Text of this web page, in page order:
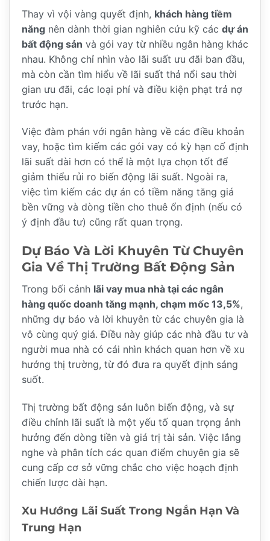
Thay vì vội vàng quyết định, khách hàng tiềm
năng nên dành thời gian nghiên cứu kỹ các dự án
bất động sản và gói vay từ nhiều ngân hàng khác
nhau. Không chỉ nhìn vào lãi suất ưu đãi ban đầu,
mà còn cần tìm hiểu về lãi suất thả nổi sau thời
gian ưu đãi, các loại phí và điều kiện phạt trả nợ
trước hạn.
Việc đàm phán với ngân hàng về các điều khoản
vay, hoặc tìm kiếm các gói vay có kỳ hạn cố định
lãi suất dài hơn có thể là một lựa chọn tốt để
giảm thiểu rủi ro biến động lãi suất. Ngoài ra,
việc tìm kiếm các dự án có tiềm năng tăng giá
bền vững và dòng tiền cho thuê ổn định (nếu có
ý định đầu tư) cũng rất quan trọng.
Dự Báo Và Lời Khuyên Từ Chuyên
Gia Về Thị Trường Bất Động Sản
Trong bối cảnh lãi vay mua nhà tại các ngân
hàng quốc doanh tăng mạnh, chạm mốc 13,5%,
những dự báo và lời khuyên từ các chuyên gia là
vô cùng quý giá. Điều này giúp các nhà đầu tư và
người mua nhà có cái nhìn khách quan hơn về xu
hướng thị trường, từ đó đưa ra quyết định sáng
suốt.
Thị trường bất động sản luôn biến động, và sự
điều chỉnh lãi suất là một yếu tố quan trọng ảnh
hưởng đến dòng tiền và giá trị tài sản. Việc lắng
nghe và phân tích các quan điểm chuyên gia sẽ
cung cấp cơ sở vững chắc cho việc hoạch định
chiến lược dài hạn.
Xu Hướng Lãi Suất Trong Ngắn Hạn Và
Trung Hạn